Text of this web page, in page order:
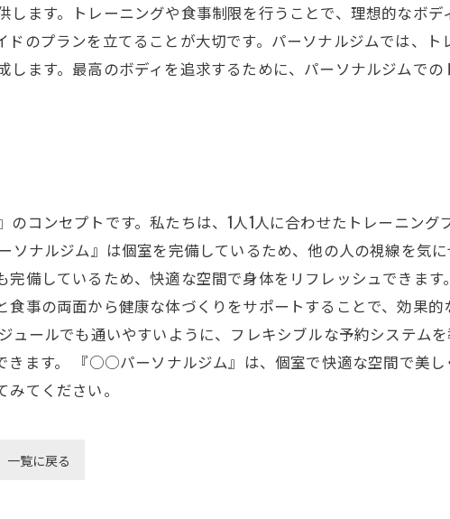
ます。トレーニングや食事制限を行うことで、理想的なボデ
のプランを立てることが大切です。パーソナルジムでは、ト
ます。最高のボディを追求するために、パーソナルジムでの
コンセプトです。私たちは、1人1人に合わせたトレーニング
ナルジム』は個室を完備しているため、他の人の視線を気
備しているため、快適な空間で身体をリフレッシュできます
事の両面から健康な体づくりをサポートすることで、効果的
ールでも通いやすいように、フレキシブルな予約システム
ます。 『○○パーソナルジム』は、個室で快適な空間で美し
てください。
一覧に戻る